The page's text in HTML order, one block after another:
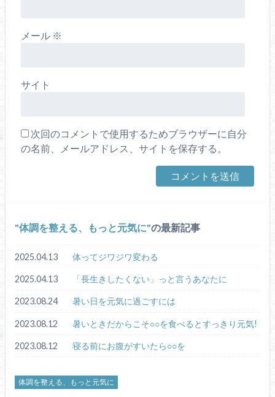
メール ※
サイト
次回のコメントで使用するためブラウザーに自分
の名前、メールアドレス、サイトを保存する。
体調を整える、もっと元気に の最新記事
2025.04.13 体ってジワジワ変わる
2025.04.13 「長生きしたくない」っと言うあなたに
2023.08.24 暑い日を元気に過ごすには
2023.08.12 暑いときだからこそ○○を食べるとすっきり元気!
2023.08.12 寝る前にお腹がすいたら○○を
体調を整える、もっと元気に